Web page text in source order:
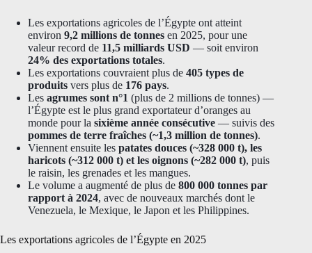
Les exportations agricoles de l’Égypte ont atteint
environ 9,2 millions de tonnes en 2025, pour une
valeur record de 11,5 milliards USD — soit environ
24% des exportations totales.
Les exportations couvraient plus de 405 types de
produits vers plus de 176 pays.
Les agrumes sont n°1 (plus de 2 millions de tonnes) —
l’Égypte est le plus grand exportateur d’oranges au
monde pour la sixième année consécutive — suivis des
pommes de terre fraîches (~1,3 million de tonnes).
Viennent ensuite les patates douces (~328 000 t), les
haricots (~312 000 t) et les oignons (~282 000 t), puis
le raisin, les grenades et les mangues.
Le volume a augmenté de plus de 800 000 tonnes par
rapport à 2024, avec de nouveaux marchés dont le
Venezuela, le Mexique, le Japon et les Philippines.
Les exportations agricoles de l’Égypte en 2025